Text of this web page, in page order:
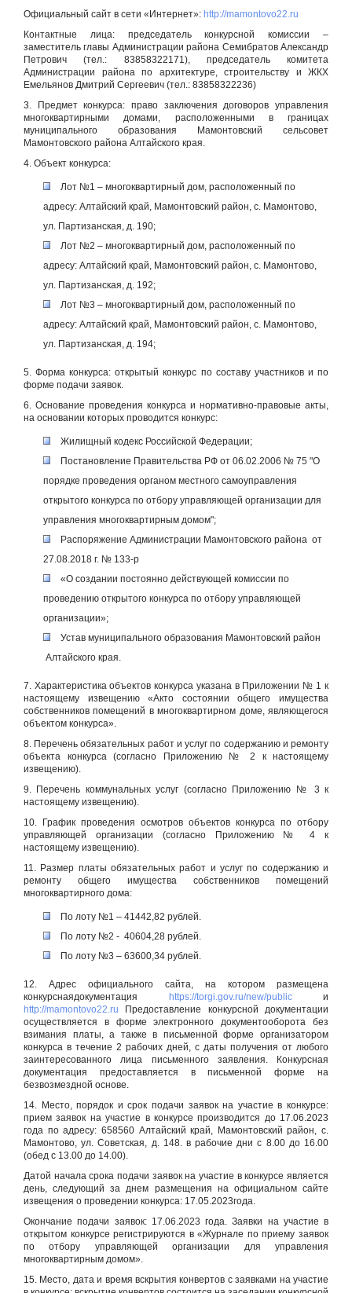
Официальный сайт в сети «Интернет»: http://mamontovo22.ru
Контактные лица: председатель конкурсной комиссии –
заместитель главы Администрации района Семибратов Александр
Петрович (тел.: 83858322171), председатель комитета
Администрации района по архитектуре, строительству и ЖКХ
Емельянов Дмитрий Сергеевич (тел.: 83858322236)
3. Предмет конкурса: право заключения договоров управления
многоквартирными домами, расположенными в границах
муниципального образования Мамонтовский сельсовет
Мамонтовского района Алтайского края.
4. Объект конкурса:
Лот №1 – многоквартирный дом, расположенный по
адресу: Алтайский край, Мамонтовский район, с. Мамонтово,
ул. Партизанская, д. 190;
Лот №2 – многоквартирный дом, расположенный по
адресу: Алтайский край, Мамонтовский район, с. Мамонтово,
ул. Партизанская, д. 192;
Лот №3 – многоквартирный дом, расположенный по
адресу: Алтайский край, Мамонтовский район, с. Мамонтово,
ул. Партизанская, д. 194;
5. Форма конкурса: открытый конкурс по составу участников и по
форме подачи заявок.
6. Основание проведения конкурса и нормативно-правовые акты,
на основании которых проводится конкурс:
Жилищный кодекс Российской Федерации;
Постановление Правительства РФ от 06.02.2006 № 75 "О
порядке проведения органом местного самоуправления
открытого конкурса по отбору управляющей организации для
управления многоквартирным домом";
Распоряжение Администрации Мамонтовского района от
27.08.2018 г. № 133-р
«О создании постоянно действующей комиссии по
проведению открытого конкурса по отбору управляющей
организации»;
Устав муниципального образования Мамонтовский район
Алтайского края.
7. Характеристика объектов конкурса указана в Приложении № 1 к
настоящему извещению «Акто состоянии общего имущества
собственников помещений в многоквартирном доме, являющегося
объектом конкурса».
8. Перечень обязательных работ и услуг по содержанию и ремонту
объекта конкурса (согласно Приложению № 2 к настоящему
извещению).
9. Перечень коммунальных услуг (согласно Приложению № 3 к
настоящему извещению).
10. График проведения осмотров объектов конкурса по отбору
управляющей организации (согласно Приложению № 4 к
настоящему извещению).
11. Размер платы обязательных работ и услуг по содержанию и
ремонту общего имущества собственников помещений
многоквартирного дома:
По лоту №1 – 41442,82 рублей.
По лоту №2 - 40604,28 рублей.
По лоту №3 – 63600,34 рублей.
12. Адрес официального сайта, на котором размещена
конкурснаядокументация
https://torgi.gov.ru/new/publicи
http://mamontovo22.ru Предоставление конкурсной документации
осуществляется в форме электронного документооборота без
взимания платы, а также в письменной форме организатором
конкурса в течение 2 рабочих дней, с даты получения от любого
заинтересованного лица письменного заявления. Конкурсная
документация предоставляется в письменной форме на
безвозмездной основе.
14. Место, порядок и срок подачи заявок на участие в конкурсе:
прием заявок на участие в конкурсе производится до 17.06.2023
года по адресу: 658560 Алтайский край, Мамонтовский район, с.
Мамонтово, ул. Советская, д. 148. в рабочие дни с 8.00 до 16.00
(обед с 13.00 до 14.00).
Датой начала срока подачи заявок на участие в конкурсе является
день, следующий за днем размещения на официальном сайте
извещения о проведении конкурса: 17.05.2023года.
Окончание подачи заявок: 17.06.2023 года. Заявки на участие в
открытом конкурсе регистрируются в «Журнале по приему заявок
по отбору управляющей организации для управления
многоквартирным домом».
15. Место, дата и время вскрытия конвертов с заявками на участие